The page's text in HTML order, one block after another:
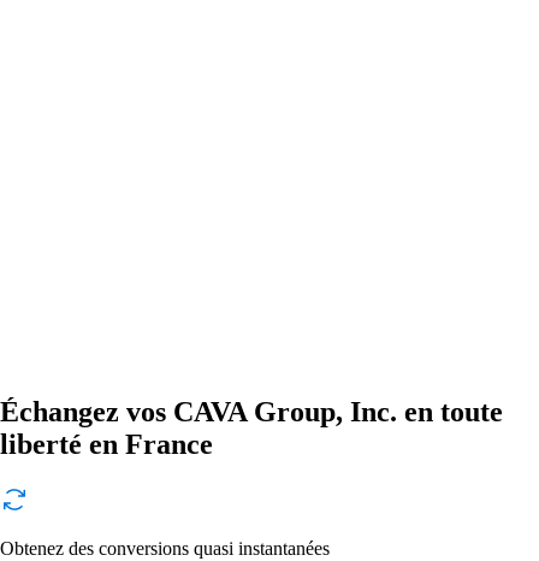
Échangez vos CAVA Group, Inc. en toute
liberté en France
Obtenez des conversions quasi instantanées